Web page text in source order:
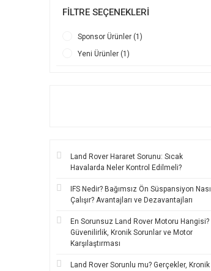
FILTRE SEÇENEKLERI
Sponsor Ürünler (1)
Yeni Ürünler (1)
Land Rover Hararet Sorunu: Sıcak
Havalarda Neler Kontrol Edilmeli?
IFS Nedir? Bağımsız Ön Süspansiyon Nasıl
Çalışır? Avantajları ve Dezavantajları
En Sorunsuz Land Rover Motoru Hangisi?
Güvenilirlik, Kronik Sorunlar ve Motor
Karşılaştırması
Land Rover Sorunlu mu? Gerçekler, Kronik